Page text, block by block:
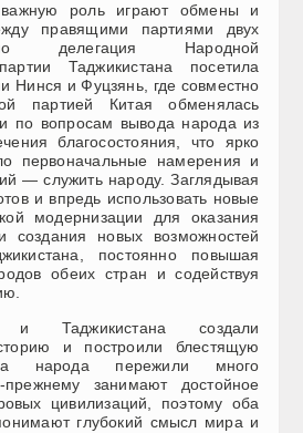
роль играют обмены и
правящими партиями двух
делегация Народной
Таджикистана посетила
Нинся и Фуцзянь, где совместно
партией Китая обменялась
по вопросам вывода народа из
благосостояния, что ярко
первоначальные намерения и
— служить народу. Заглядывая
и впредь использовать новые
модернизации для оказания
создания новых возможностей
постоянно повышая
обеих стран и содействуя
Таджикистана создали
и построили блестящую
народа пережили много
занимают достойное
цивилизаций, поэтому оба
глубокий смысл мира и